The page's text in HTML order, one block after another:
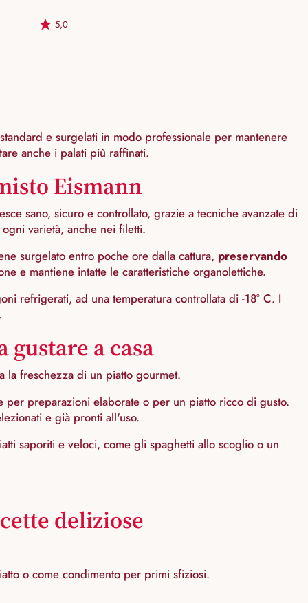
5,0
e surgelati in modo professionale per mantenere
anche i palati più raffinati.
Eismann
sano, sicuro e controllato, grazie a tecniche avanzate di
varietà, anche nei filetti.
surgelato entro poche ore dalla cattura, preservando
e mantiene intatte le caratteristiche organolettiche.
refrigerati, ad una temperatura controllata di -18° C. I
a casa
la freschezza di un piatto gourmet.
per preparazioni elaborate o per un piatto ricco di gusto.
e già pronti all'uso.
saporiti e veloci, come gli spaghetti allo scoglio o un
deliziose
o come condimento per primi sfiziosi.